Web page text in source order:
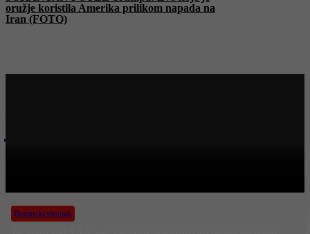
oružje koristila Amerika prilikom napada na
Iran (FOTO)
Bosanski vjestnik